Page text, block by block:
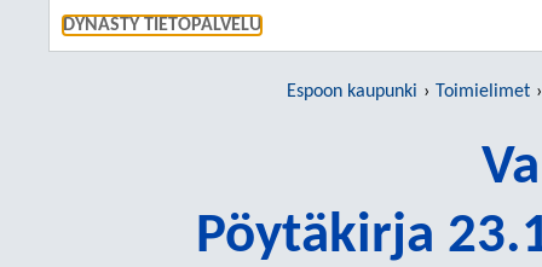
DYNASTY TIETOPALVELU
Espoon kaupunki Toimielimet
Pöytäkirja